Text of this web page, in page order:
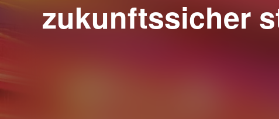
zukunftssicher